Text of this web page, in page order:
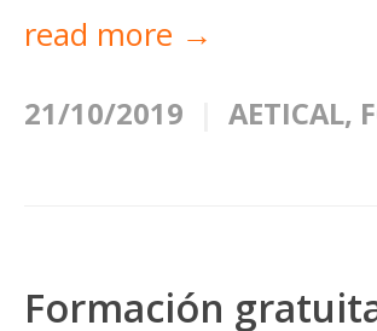
read more →
21/10/2019 AETICAL,
Formación